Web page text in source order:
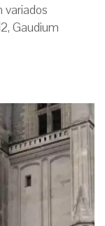
variados
Gaudium